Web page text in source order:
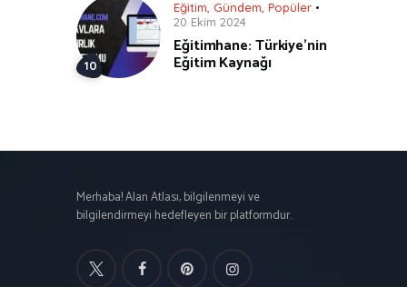
Eğitim Gündem Popüler
20 Ekim 2024
Eğitimhane: Türkiye’nin
Eğitim Kaynağı
Merhaba! Alan Atlası, bilgilenmeyi ve
bilgilendirmeyi hedefleyen bir platformdur.